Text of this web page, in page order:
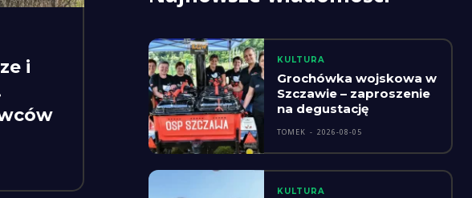
i
KULTURA
Grochówka wojskowa w
Szczawie – zaproszenie
na degustację
TOMEK - 2026-08-05
KULTURA